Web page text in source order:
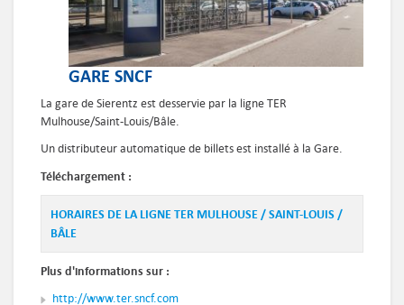
GARE SNCF
La gare de Sierentz est desservie par la ligne TER
Mulhouse/Saint-Louis/Bâle.
Un distributeur automatique de billets est installé à la Gare.
Téléchargement :
HORAIRES DE LA LIGNE TER MULHOUSE / SAINT-LOUIS /
BÂLE
Plus d'informations sur :
http://www.ter.sncf.com